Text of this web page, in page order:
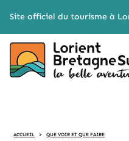
Site officiel du tourisme à
ACCUEIL > QUE VOIR ET QUE FAIRE